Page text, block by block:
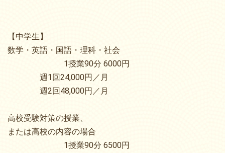
【中学生】
数学・英語・国語・理科・社会
1授業90分 6000円
週1回24,000円／月
週2回48,000円／月
高校受験対策の授業、
または高校の内容の場合
1授業90分 6500円